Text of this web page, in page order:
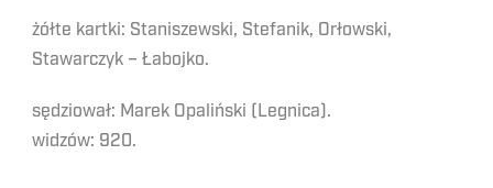
żółte kartki: Staniszewski, Stefanik, Orłowski,
Stawarczyk – Łabojko.
sędziował: Marek Opaliński (Legnica).
widzów: 920.